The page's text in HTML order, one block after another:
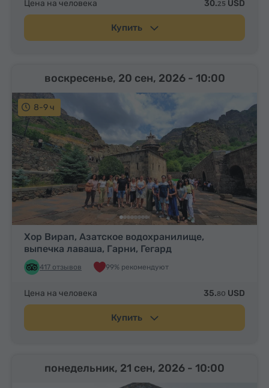
Цена на человека 30.25 USD
Купить
8-9 ч
Хор Вирап, Азатское водохранилище,
выпечка лаваша, Гарни, Гегард
417 отзывов 99% рекомендуют
воскресенье, 20 сен, 2026 - 10:00
Цена на человека 35.80 USD
Купить
понедельник, 21 сен, 2026 - 10:00